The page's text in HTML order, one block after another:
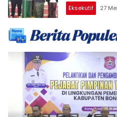
Eksekutif 27